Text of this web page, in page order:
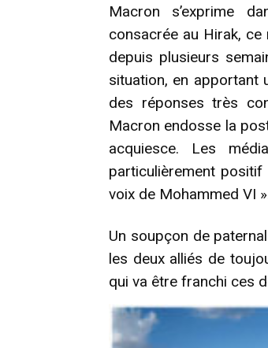
Macron s’exprime
consacrée au Hirak,
depuis plusieurs
situation, en apportant
des réponses très
Macron endosse la
acquiesce. Les
particulièrement
voix de Mohammed VI
Un soupçon de
les deux alliés de
qui va être franchi ces